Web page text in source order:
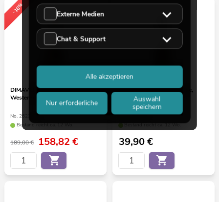
-16%
DIMAVERY DR-612
Westerngitarre 12-saitig, natur
No. 26231281
Bestand reicht ca. 12 Wo.
189,00 € 158,82€
DIMAVERY UK-200 Ukulele,
Sopran, sunburst
No. 26255809
Bestand reicht ca. 12 Wo.
39,90€
Externe Medien
Chat & Support
Nur erforderliche
Auswahl
speichern
Alle akzeptieren